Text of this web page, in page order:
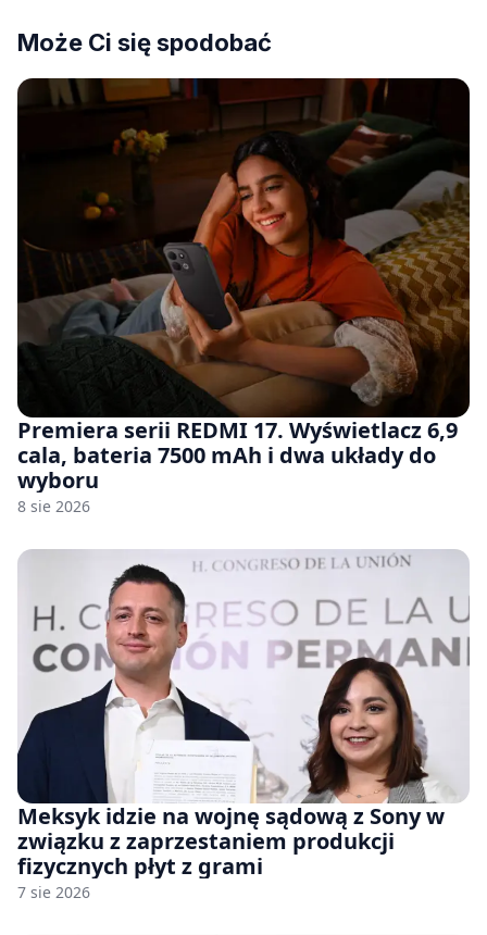
Może Ci się spodobać
Premiera serii REDMI 17. Wyświetlacz 6,9
cala, bateria 7500 mAh i dwa układy do
wyboru
8 sie 2026
Meksyk idzie na wojnę sądową z Sony w
związku z zaprzestaniem produkcji
fizycznych płyt z grami
7 sie 2026